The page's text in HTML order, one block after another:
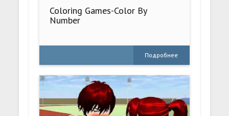
Coloring Games-Color By
Number
Подробнее